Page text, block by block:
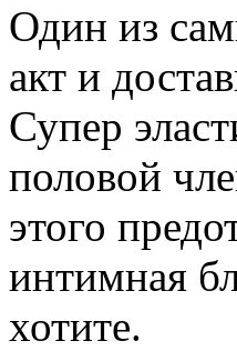
Один из
акт и
Супер
половой
этого
интимная
хотите.